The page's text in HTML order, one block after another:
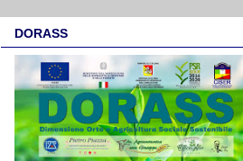
DORASS